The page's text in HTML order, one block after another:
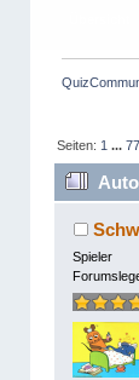
Seiten: 1 ...
Spieler